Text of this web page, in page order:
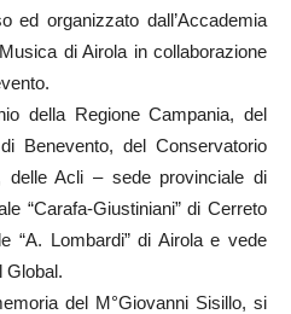
ed organizzato dall’Accademia
di Airola in collaborazione
della Regione Campania, del
Benevento, del Conservatorio
delle Acli – sede provinciale di
“Carafa-Giustiniani” di Cerreto
“A. Lombardi” di Airola e vede
Global.
del M°Giovanni Sisillo, si